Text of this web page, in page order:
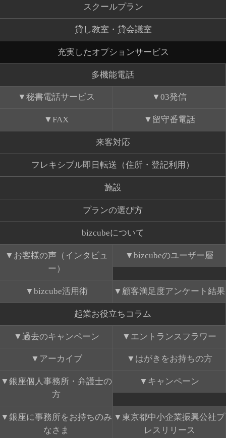
スクールプラン
貸し教室・貸会議室
充実したオプションサービス
多機能電話
秘書電話サービス 03発信
FAX 留守番電話
来客対応
フレキシブル即日転送（住所・登記利用）
施設
プランの選び方
bizcubeについて
お客様の声（インタビュ
ー）
bizcubeのユーザー層
bizcube活用術 顧客満足度アンケート結果
起業お役立ちコラム
過去のキャンペーン エントランスフラワー
アーカイブ はがきをお持ちの方
銀座個人事務所・弁護士の
方
キャンペーン
銀座に事務所をお持ちのみ
なさま
東京都中小企業振興公社プ
レスリリース